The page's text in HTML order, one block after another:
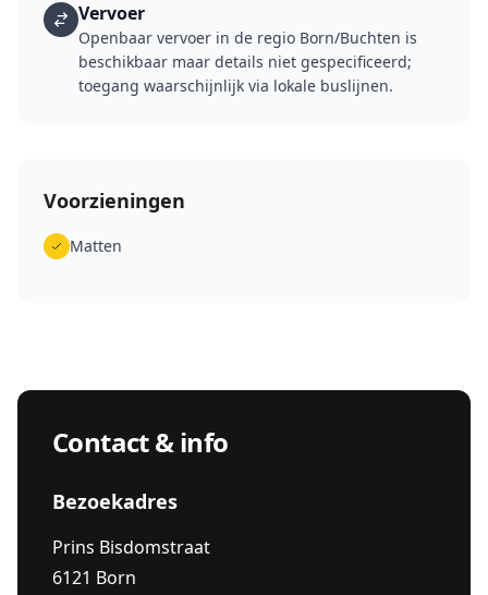
Vervoer
Openbaar vervoer in de regio Born/Buchten is
beschikbaar maar details niet gespecificeerd;
toegang waarschijnlijk via lokale buslijnen.
Voorzieningen
Matten
Contact & info
Bezoekadres
Prins Bisdomstraat
6121 Born